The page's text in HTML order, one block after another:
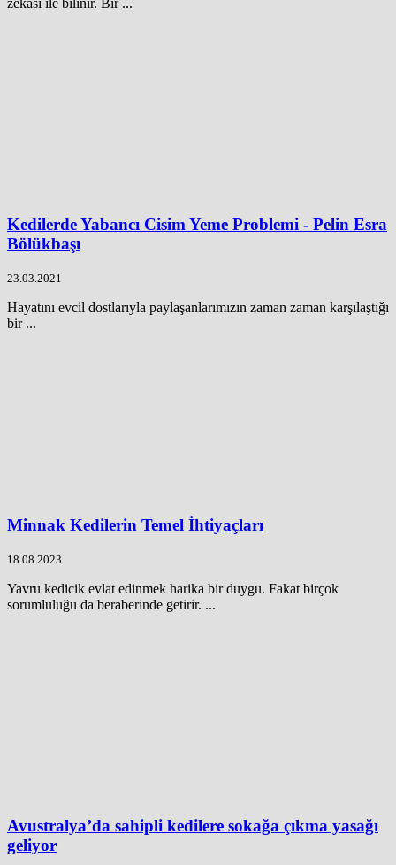
zekası ile bilinir. Bir ...
Kedilerde Yabancı Cisim Yeme Problemi - Pelin Esra
Bölükbaşı
23.03.2021
Hayatını evcil dostlarıyla paylaşanlarımızın zaman zaman karşılaştığı
bir ...
Minnak Kedilerin Temel İhtiyaçları
18.08.2023
Yavru kedicik evlat edinmek harika bir duygu. Fakat birçok
sorumluluğu da beraberinde getirir. ...
Avustralya’da sahipli kedilere sokağa çıkma yasağı
geliyor